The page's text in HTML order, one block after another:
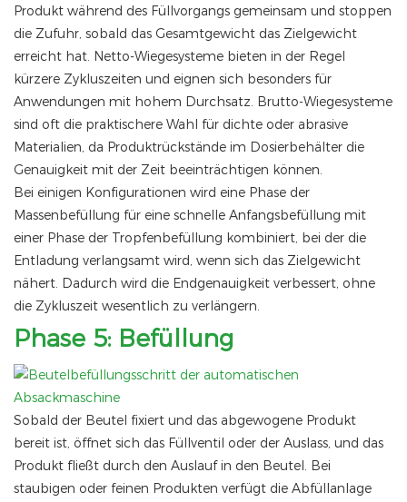
Produkt während des Füllvorgangs gemeinsam und stoppen
die Zufuhr, sobald das Gesamtgewicht das Zielgewicht
erreicht hat. Netto-Wiegesysteme bieten in der Regel
kürzere Zykluszeiten und eignen sich besonders für
Anwendungen mit hohem Durchsatz. Brutto-Wiegesysteme
sind oft die praktischere Wahl für dichte oder abrasive
Materialien, da Produktrückstände im Dosierbehälter die
Genauigkeit mit der Zeit beeinträchtigen können.
Bei einigen Konfigurationen wird eine Phase der
Massenbefüllung für eine schnelle Anfangsbefüllung mit
einer Phase der Tropfenbefüllung kombiniert, bei der die
Entladung verlangsamt wird, wenn sich das Zielgewicht
nähert. Dadurch wird die Endgenauigkeit verbessert, ohne
die Zykluszeit wesentlich zu verlängern.
Phase 5: Befüllung
Sobald der Beutel fixiert und das abgewogene Produkt
bereit ist, öffnet sich das Füllventil oder der Auslass, und das
Produkt fließt durch den Auslauf in den Beutel. Bei
staubigen oder feinen Produkten verfügt die Abfüllanlage